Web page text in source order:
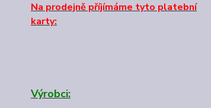
Na prodejně příjímáme tyto platební
karty:
Výrobci: